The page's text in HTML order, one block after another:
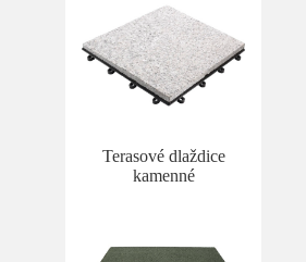
Terasové dlaždice
kamenné